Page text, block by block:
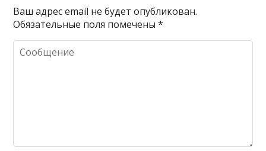
Ваш адрес email не будет опубликован.
Обязательные поля помечены*